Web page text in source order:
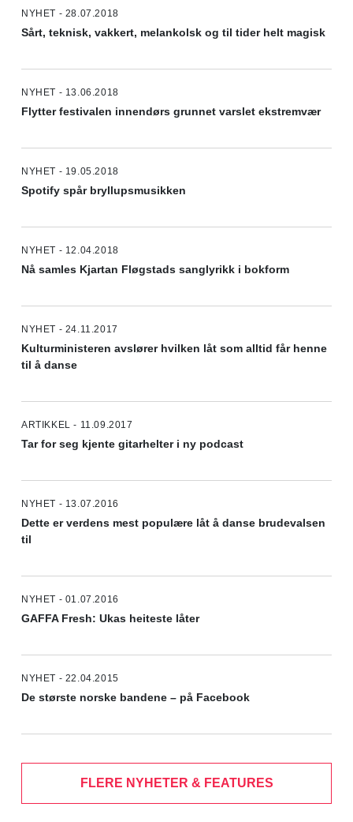
NYHET - 28.07.2018
Sårt, teknisk, vakkert, melankolsk og til tider helt magisk
NYHET - 13.06.2018
Flytter festivalen innendørs grunnet varslet ekstremvær
NYHET - 19.05.2018
Spotify spår bryllupsmusikken
NYHET - 12.04.2018
Nå samles Kjartan Fløgstads sanglyrikk i bokform
NYHET - 24.11.2017
Kulturministeren avslører hvilken låt som alltid får henne
til å danse
ARTIKKEL - 11.09.2017
Tar for seg kjente gitarhelter i ny podcast
NYHET - 13.07.2016
Dette er verdens mest populære låt å danse brudevalsen
til
NYHET - 01.07.2016
GAFFA Fresh: Ukas heiteste låter
NYHET - 22.04.2015
De største norske bandene – på Facebook
FLERE NYHETER & FEATURES